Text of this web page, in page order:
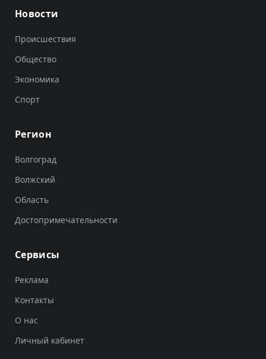
Новости
Происшествия
Общество
Экономика
Спорт
Регион
Волгоград
Волжский
Область
Достопримечательности
Сервисы
Реклама
Контакты
О нас
Личный кабинет